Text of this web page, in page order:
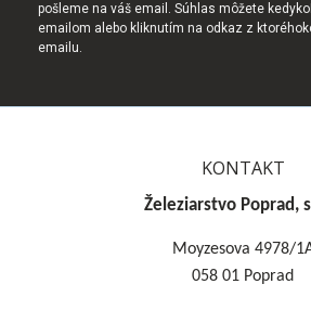
pošleme na váš email. Súhlas môžete
emailom alebo kliknutím na odkaz z
emailu.
KONTAKT
Železiarstvo Poprad,
Moyzesova 4978/
058 01 Poprad